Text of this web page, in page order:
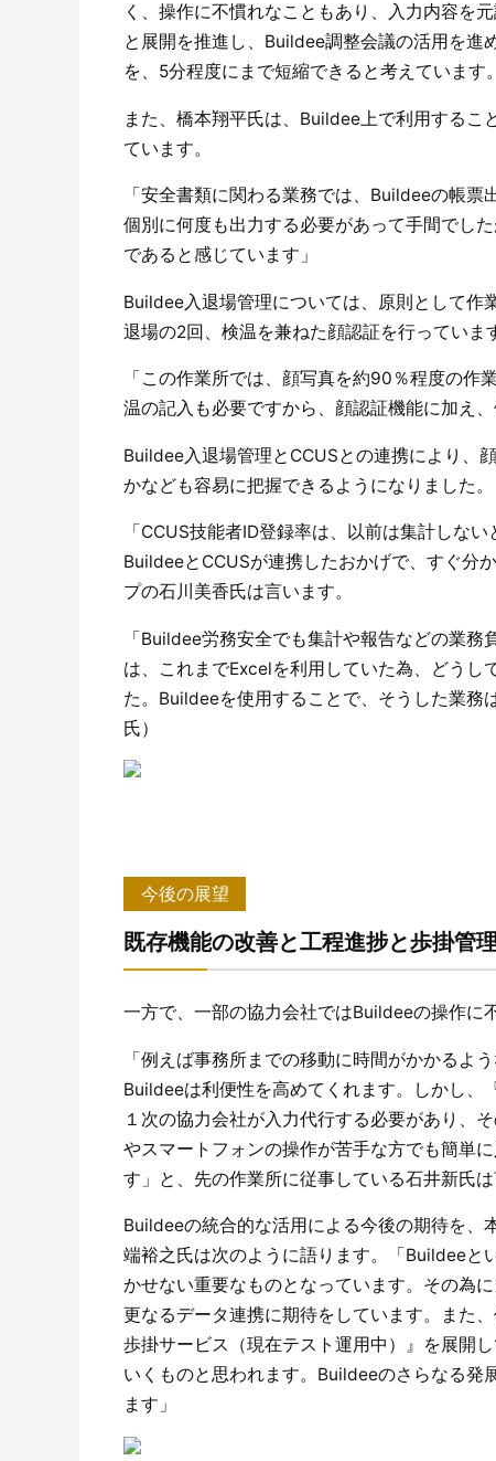
く、操作に不慣れなこともあり、入力内容を
と展開を推進し、Buildee調整会議の活用を
を、5分程度にまで短縮できると考えています
また、橋本翔平氏は、Buildee上で利用するこ
ています。
「安全書類に関わる業務では、Buildeeの帳票
個別に何度も出力する必要があって手間でし
であると感じています」
Buildee入退場管理については、原則として作
退場の2回、検温を兼ねた顔認証を行っていま
「この作業所では、顔写真を約90％程度の
温の記入も必要ですから、顔認証機能に加え
Buildee入退場管理とCCUSとの連携により、
かなども容易に把握できるようになりました。
「CCUS技能者ID登録率は、以前は集計しな
BuildeeとCCUSが連携したおかげで、すぐ分
プの石川美香氏は言います。
「Buildee労務安全でも集計や報告などの業
は、これまでExcelを利用していた為、どうし
た。Buildeeを使用することで、そうした業務
氏）
今後の展望
既存機能の改善と工程進捗と歩掛管
一方で、一部の協力会社ではBuildeeの操作に
「例えば事務所までの移動に時間がかかるよ
Buildeeは利便性を高めてくれます。しかし、
１次の協力会社が入力代行する必要があり、
やスマートフォンの操作が苦手な方でも簡単
す」と、先の作業所に従事している石井新氏は
Buildeeの統合的な活用による今後の期待を、
端裕之氏は次のように語ります。「Buildeeと
かせない重要なものとなっています。その為
更なるデータ連携に期待をしています。また
歩掛サービス（現在テスト運用中）』を展開
いくものと思われます。Buildeeのさらなる発
ます」